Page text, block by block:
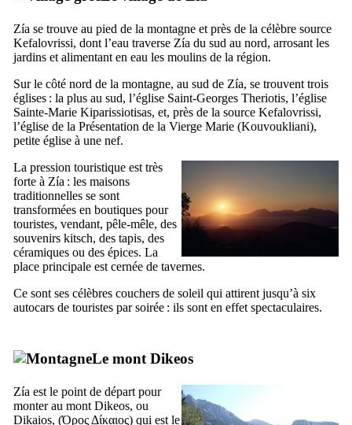
Zía se trouve au pied de la montagne et près de la célèbre source
Kefalovrissi, dont l’eau traverse Zía du sud au nord, arrosant les
jardins et alimentant en eau les moulins de la région.
Sur le côté nord de la montagne, au sud de Zía, se trouvent trois
églises : la plus au sud, l’église Saint-Georges Theriotis, l’église
Sainte-Marie Kiparissiotisas, et, près de la source Kefalovrissi,
l’église de la Présentation de la Vierge Marie (Kouvoukliani),
petite église à une nef.
La pression touristique est très
forte à Zía : les maisons
traditionnelles se sont
transformées en boutiques pour
touristes, vendant, pêle-mêle, des
souvenirs kitsch, des tapis, des
céramiques ou des épices. La
place principale est cernée de tavernes.
Ce sont ses célèbres couchers de soleil qui attirent jusqu’à six
autocars de touristes par soirée : ils sont en effet spectaculaires.
Le mont Dikeos
Zía est le point de départ pour
monter au mont Dikeos, ou
Dikaios, (Όρος Δίκαιος) qui est le